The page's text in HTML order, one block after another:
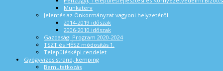
Munkaterv
Jelentés az Önkormányzat vagyoni helyzetéről
2014-2019 időszak
2006-2010 időszak
Gazdasági Program 2020-2024
TSZT és HÉSZ módosítás 1.
Településképi rendelet
Gyógyvizes strand, kemping
Bemutatkozás